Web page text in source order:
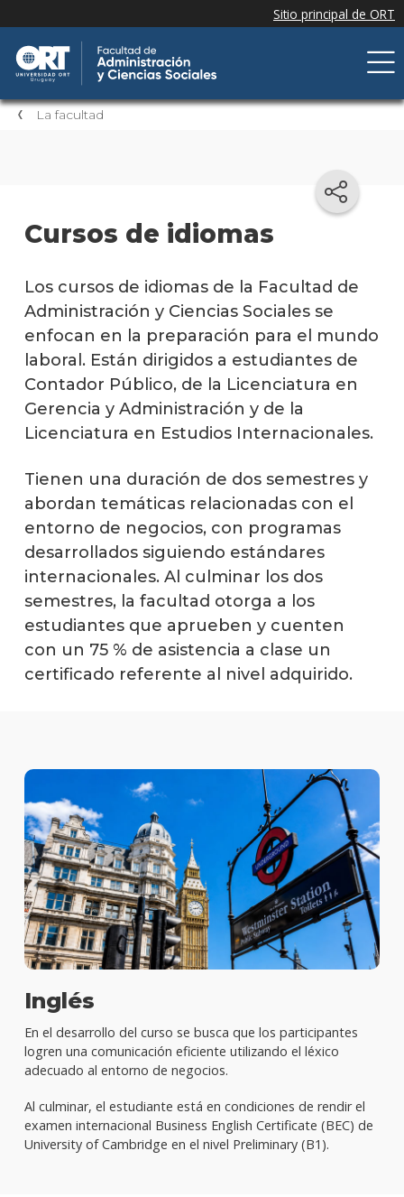
La facultad
Cursos de idiomas
Los cursos de idiomas de la Facultad de
Administración y Ciencias Sociales se
enfocan en la preparación para el mundo
laboral. Están dirigidos a estudiantes de
Contador Público, de la Licenciatura en
Gerencia y Administración y de la
Licenciatura en Estudios Internacionales.
Tienen una duración de dos semestres y
abordan temáticas relacionadas con el
entorno de negocios, con programas
desarrollados siguiendo estándares
internacionales. Al culminar los dos
semestres, la facultad otorga a los
estudiantes que aprueben y cuenten
con un 75 % de asistencia a clase un
certificado referente al nivel adquirido.
Inglés
En el desarrollo del curso se busca que los participantes
logren una comunicación eficiente utilizando el léxico
adecuado al entorno de negocios.
Al culminar, el estudiante está en condiciones de rendir el
examen internacional Business English Certificate (BEC) de
University of Cambridge en el nivel Preliminary (B1).